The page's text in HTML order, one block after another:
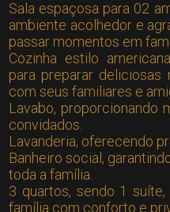
Sala espaçosa para 02
ambiente acolhedor e
passar momentos em
Cozinha estilo
para preparar deliciosas
com seus familiares e
Lavabo, proporcionando
convidados.
Lavanderia, oferecendo
Banheiro social,
toda a família.
3 quartos, sendo 1
família com conforto e